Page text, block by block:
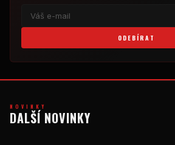
ODEBÍRAT
NOVINKY
DALŠÍ NOVINKY